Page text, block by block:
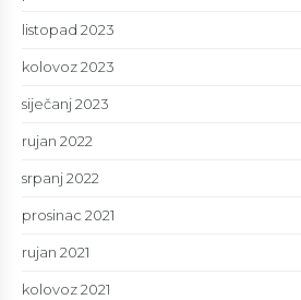
listopad 2023
kolovoz 2023
siječanj 2023
rujan 2022
srpanj 2022
prosinac 2021
rujan 2021
kolovoz 2021